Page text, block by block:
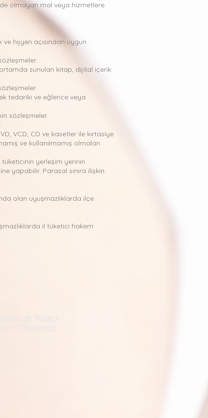
olmayan mal veya hizmetlere
hijyen açısından uygun
sunulan kitap, dijital içerik
tedariki ve eğlence veya
sözleşmeler.
VCD, CD ve kasetler ile kırtasiye
ve kullanılmamış olmaları
tüketicinin yerleşim yerinin
yapabilir. Parasal sınıra ilişkin
olan uyuşmazlıklarda ilçe
il tüketici hakem